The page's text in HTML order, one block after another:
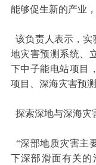
能够促生新的产业
该负责人表示，实
地灾害预测系统、
下中子能电站项目
项目、深海灾害预测
探索深地与深海灾
“深部地质灾害主
下深部滑面有关的